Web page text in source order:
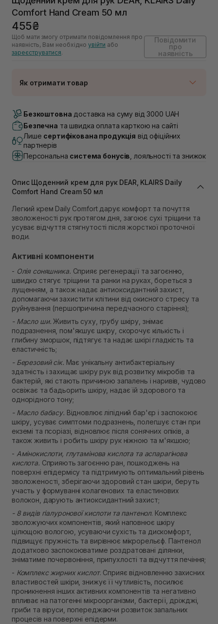
Comfort Hand Cream 50 мл
455₴
Щоб мати змогу отримати повідомлення про
наявність, Вам необхідно увійти або
зареєструватися.
Повідомити
про
наявність
Як отримати товар
Немає в наявності!
Немає в наявності!
Самовивіз м. Львів, вул. Академіка Підстригача, 1В
(Duck’s Lake)
Немає в наявності!
Самовивіз м. Львів, вул. Степана Бандери 45
Немає в наявності!
Самовивіз м. Рівне, вул. 16-го Липня, 15
Немає в наявності!
Самовивіз м. Рівне, вул. Кулика і Гудачека 23 (ТЦ
Екватор)
Безкоштовна доставка на суму від 3000 UAH
Безпечна та швидка оплата карткою на сайті
Лише сертифікована продукція від офіційних
партнерів
Персональна система бонусів , лояльності та знижок
Опис Щоденний крем для рук DEAR, KLAIRS Daily
Comfort Hand Cream 50 мл
Легкий крем Daily Comfort дарує комфорт та почуття
зволоженості рук протягом дня, загоює сухі тріщини та
усуває відчуття стягнутості після жорсткої проточної
води.
Активні компоненти
- Олія соняшника. Сприяє регенерації та загоєнню,
швидко стягує тріщини та ранки на руках, бореться з
лущенням, а також надає антиоксидантний захист,
допомагаючи захистити клітини від окисного стресу та
руйнування (першопричина передчасного старіння);
- Масло ши. Живить суху, грубу шкіру, знімає
подразнення, пом'якшує шкіру, скорочує кількість і
глибину зморшок, підтягує та надає шкірі гладкість та
еластичність;
- Березовий сік. Має унікальну антибактеріальну
здатність і захищає шкіру рук від розвитку мікробів та
бактерій, які стають причиною запалень і наривів, чудово
освіжає та бадьорить шкіру, надає їй здорового та
однорідного тону;
- Масло бабасу. Відновлює ліпідний бар'єр і заспокоює
шкіру, усуває симптоми подразнень, полегшує стан при
екземі та псоріазі, відновлює після сонячних опіків, а
також живить і робить шкіру рук ніжною та м'якшою;
- Амінокислоти, глутамінова кислота та аспарагінова
кислота. Сприяють загоєнню ран, пошкоджень на
поверхні епідермісу та підтримують оптимальний рівень
зволоженості, зберігаючи здоровий стан шкіри, беруть
участь у формуванні колагенових та еластинових
волокон, дарують антиоксидантний захист;
- 8 видів гіалуронової кислоти та пантенол. Комплекс
зволожуючих компонентів, який наповнює шкіру
цілющою вологою, усуваючи сухість та дискомфорт,
підвищує пружність та вирівнює мікрорельєф. Пантенол
додатково заспокоюватиме роздратовані ділянки,
зніматиме почервоніння, припухлості та відчуття печіння;
- Комплекс жирних кислот. Сприяє відновленню захисних
властивостей шкіри, знижує її чутливість, посилює
проникнення інших активних компонентів та негативно
впливає на патогенні мікроорганізми, бактерії, дріжджі,
гриби та віруси, попереджаючи розвиток запальних
процесів на поверхні епідерми.